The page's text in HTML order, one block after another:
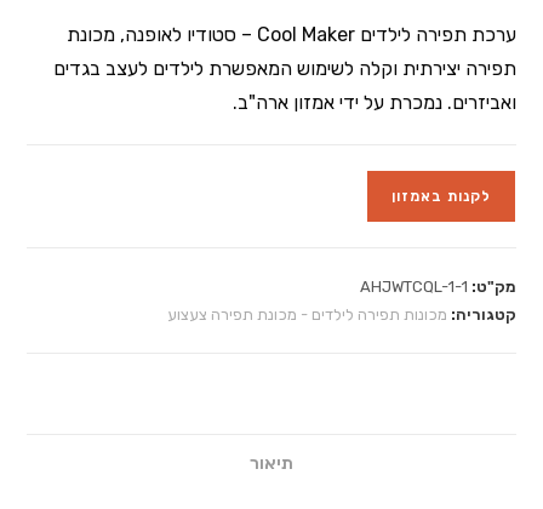
ערכת תפירה לילדים Cool Maker – סטודיו לאופנה, מכונת
תפירה יצירתית וקלה לשימוש המאפשרת לילדים לעצב בגדים
ואביזרים. נמכרת על ידי אמזון ארה"ב.
לקנות באמזון
מק"ט: AHJWTCQL-1-1
קטגוריה: מכונות תפירה לילדים - מכונת תפירה צעצוע
תיאור